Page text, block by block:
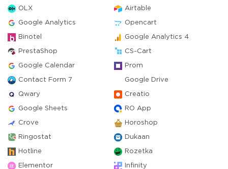
OLX Airtable
Google Analytics Opencart
Binotel Google Analytics 4
PrestaShop CS-Cart
Google Calendar Prom
Contact Form 7 Google Drive
Qwary Creatio
Google Sheets RO App
Crove Horoshop
Ringostat Dukaan
Hotline Rozetka
Elementor Infinity